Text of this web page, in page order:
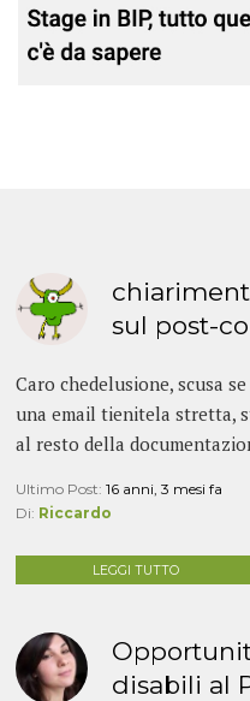
sul post-
Caro chedelusione, scusa
una email tienitela stretta,
al resto della
Ultimo Post:16 anni, 3 mesi fa
Di: Riccardo
LEGGI TUTTO
disabili al